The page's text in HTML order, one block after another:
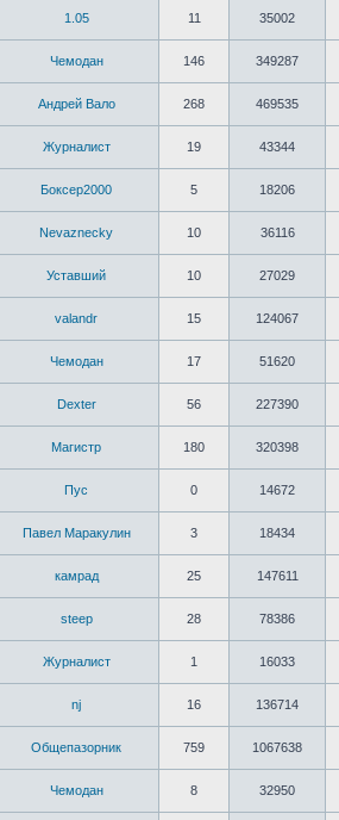
1.05 11 35002
Чемодан 146 349287
Андрей Вало 268 469535
Журналист 19 43344
Боксер2000 5 18206
Nevaznecky 10 36116
Уставший 10 27029
valandr 15 124067
Чемодан 17 51620
Dexter 56 227390
Магистр 180 320398
Пус 0 14672
Павел Маракулин 3 18434
камрад 25 147611
steep 28 78386
Журналист 1 16033
nj 16 136714
Общепазорник 759 1067638
Чемодан 8 32950